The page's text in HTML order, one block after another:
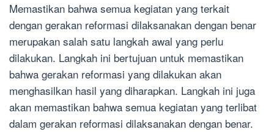
Memastikan bahwa semua kegiatan yang terkait
dengan gerakan reformasi dilaksanakan dengan benar
merupakan salah satu langkah awal yang perlu
dilakukan. Langkah ini bertujuan untuk memastikan
bahwa gerakan reformasi yang dilakukan akan
menghasilkan hasil yang diharapkan. Langkah ini juga
akan memastikan bahwa semua kegiatan yang terlibat
dalam gerakan reformasi dilaksanakan dengan benar.